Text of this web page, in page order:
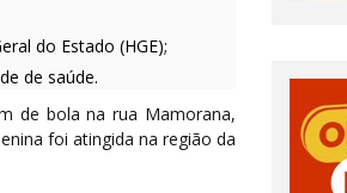
do Estado (HGE);
de saúde.
de bola na rua Mamorana,
foi atingida na região da